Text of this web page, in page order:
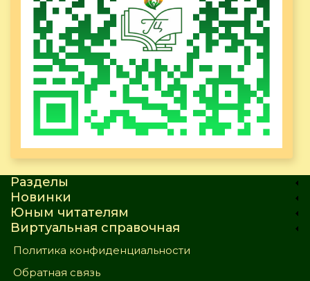
Разделы
Новинки
Юным читателям
Виртуальная справочная
Политика конфиденциальности
Обратная связь